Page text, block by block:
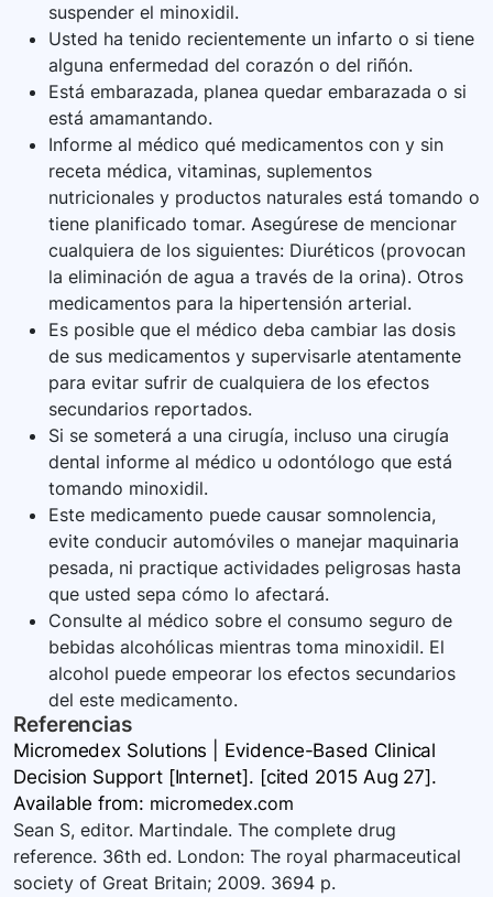
suspender el minoxidil.
Usted ha tenido recientemente un infarto o si tiene
alguna enfermedad del corazón o del riñón.
Está embarazada, planea quedar embarazada o si
está amamantando.
Informe al médico qué medicamentos con y sin
receta médica, vitaminas, suplementos
nutricionales y productos naturales está tomando o
tiene planificado tomar. Asegúrese de mencionar
cualquiera de los siguientes: Diuréticos (provocan
la eliminación de agua a través de la orina). Otros
medicamentos para la hipertensión arterial.
Es posible que el médico deba cambiar las dosis
de sus medicamentos y supervisarle atentamente
para evitar sufrir de cualquiera de los efectos
secundarios reportados.
Si se someterá a una cirugía, incluso una cirugía
dental informe al médico u odontólogo que está
tomando minoxidil.
Este medicamento puede causar somnolencia,
evite conducir automóviles o manejar maquinaria
pesada, ni practique actividades peligrosas hasta
que usted sepa cómo lo afectará.
Consulte al médico sobre el consumo seguro de
bebidas alcohólicas mientras toma minoxidil. El
alcohol puede empeorar los efectos secundarios
del este medicamento.
Referencias
Micromedex Solutions | Evidence-Based Clinical
Decision Support [Internet]. [cited 2015 Aug 27].
Available from: micromedex.com
Sean S, editor. Martindale. The complete drug
reference. 36th ed. London: The royal pharmaceutical
society of Great Britain; 2009. 3694 p.